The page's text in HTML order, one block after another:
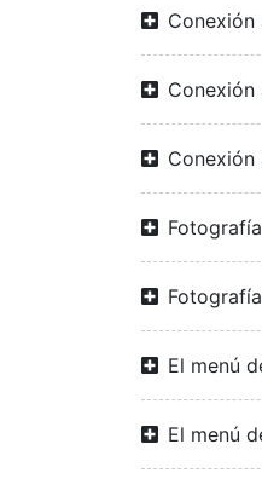
Conexión
Conexión
El menú
El menú